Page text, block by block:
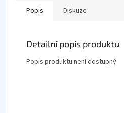
Popis Diskuze
Detailní popis produktu
Popis produktu není dostupný